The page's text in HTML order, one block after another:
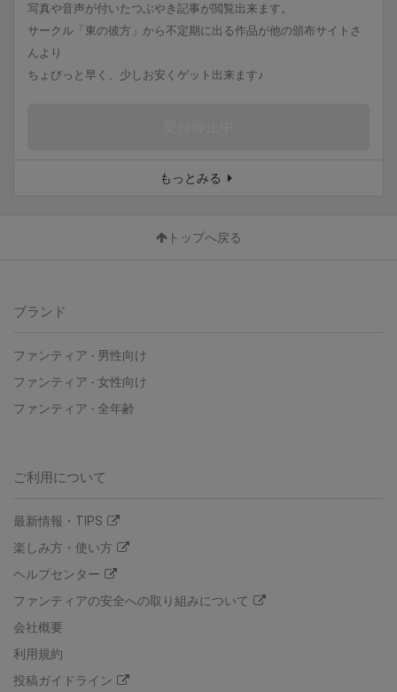
写真や音声が付いたつぶやき記事が閲覧出来ます。
サークル「東の彼方」から不定期に出る作品が他の頒布サイトさ
んより
ちょびっと早く、少しお安くゲット出来ます♪
もっとみる
トップへ戻る
ブランド
ファンティア - 男性向け
ファンティア - 女性向け
ファンティア - 全年齢
ご利用について
最新情報・TIPS
楽しみ方・使い方
ヘルプセンター
ファンティアの安全への取り組みについて
会社概要
利用規約
投稿ガイドライン